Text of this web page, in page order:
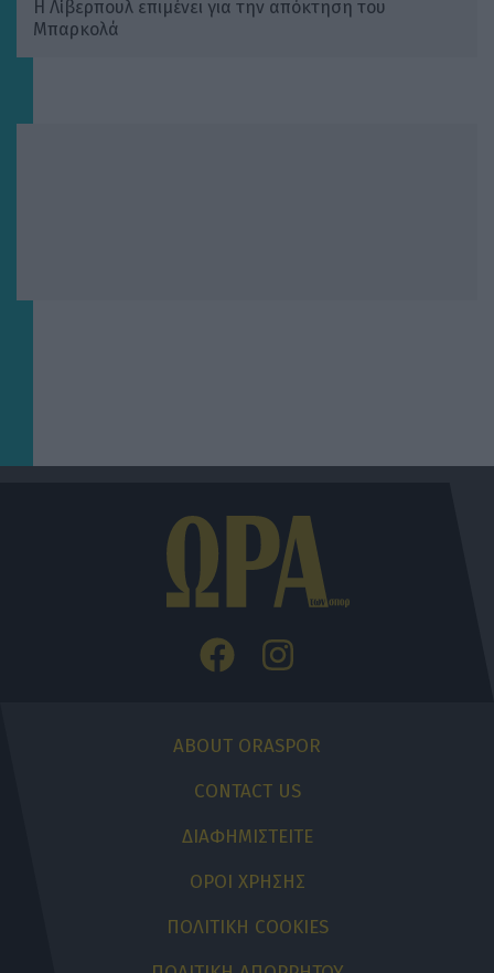
Η Λίβερπουλ επιμένει για την απόκτηση του
Μπαρκολά
ABOUT ORASPOR
CONTACT US
ΔΙΑΦΗΜΙΣΤΕΙΤΕ
ΟΡΟΙ ΧΡΗΣΗΣ
ΠΟΛΙΤΙΚΗ COOKIES